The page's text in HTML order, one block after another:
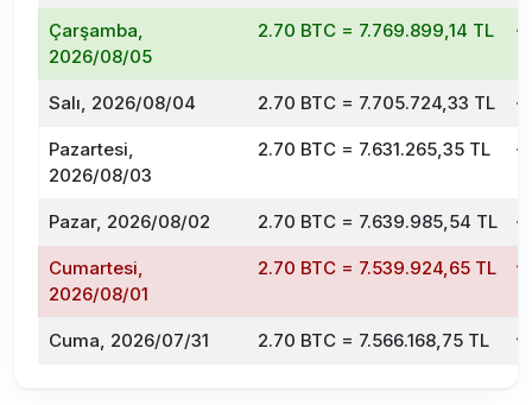
Çarşamba,
2026/08/05
2.70 BTC = 7.769.899,14 TL
Salı, 2026/08/04 2.70 BTC = 7.705.724,33 TL
Pazartesi,
2026/08/03
2.70 BTC = 7.631.265,35 TL
Pazar, 2026/08/02 2.70 BTC = 7.639.985,54 TL
Cumartesi,
2026/08/01
2.70 BTC = 7.539.924,65 TL
Cuma, 2026/07/31 2.70 BTC = 7.566.168,75 TL